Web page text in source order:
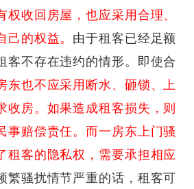
权收回房屋，也应采用合理、
己的权益。 由于租客已经足额
客不存在违约的情形。即使合
东也不应采用断水、砸锁、上
收房。如果造成租客损失，则
事赔偿责任。而一房东上门骚
租客的隐私权，需要承担相应
繁骚扰情节严重的话，租客可